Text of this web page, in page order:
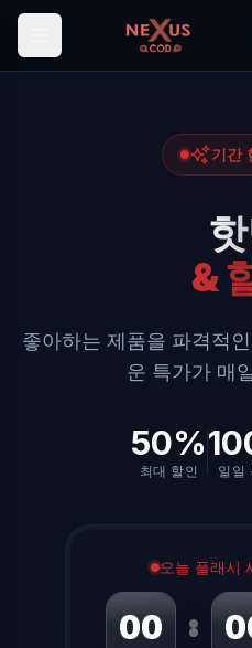
Skip to main content
기간
&
좋아하는 제품을 파격적
운 특가가 매
50%
최대 할인 일일
오늘 플래시
00